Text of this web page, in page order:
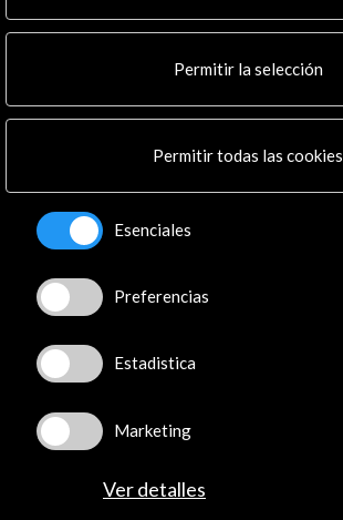
Noticias
Boletín digital
Logo y crédito a AC/E
Conecta
Instagram
LinkedIn
Facebook
Youtube
Flickr
TikTok
Permitir la selección
Permitir todas las cookies
Esenciales
Preferencias
Estadistica
Marketing
Ver detalles